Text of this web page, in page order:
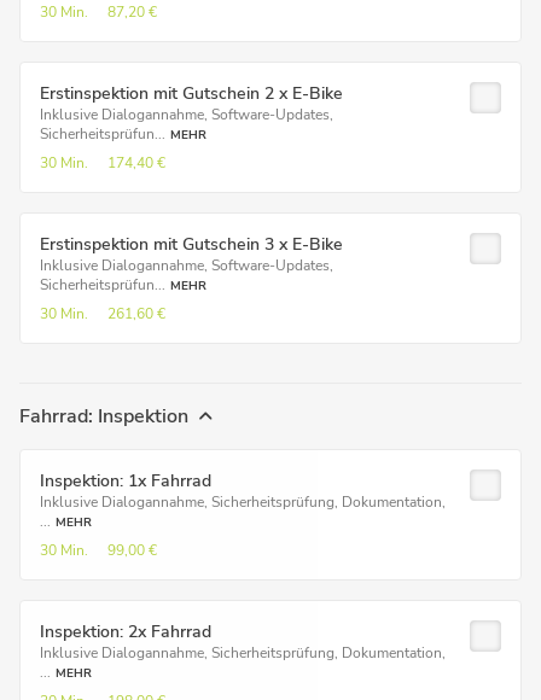
30 Min. 87,20 €
Erstinspektion mit Gutschein 2 x E-Bike
Inklusive Dialogannahme, Software-Updates,
Sicherheitsprüfun... MEHR
30 Min. 174,40 €
Erstinspektion mit Gutschein 3 x E-Bike
Inklusive Dialogannahme, Software-Updates,
Sicherheitsprüfun... MEHR
30 Min. 261,60 €
Fahrrad: Inspektion
Inspektion: 1x Fahrrad
Inklusive Dialogannahme, Sicherheitsprüfung, Dokumentation,
... MEHR
30 Min. 99,00 €
Inspektion: 2x Fahrrad
Inklusive Dialogannahme, Sicherheitsprüfung, Dokumentation,
... MEHR